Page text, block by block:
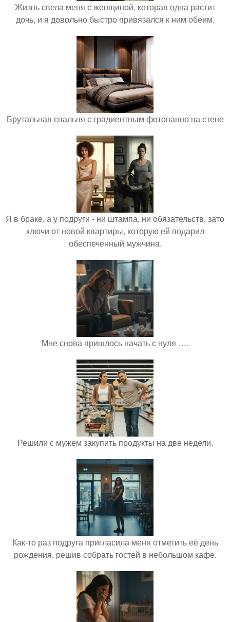
Жизнь свела меня с женщиной, которая одна растит
дочь, и я довольно быстро привязался к ним обеим.
Брутальная спальня с градиентным фотопанно на стене
Я в браке, а у подруги - ни штампа, ни обязательств, зато
ключи от новой квартиры, которую ей подарил
обеспеченный мужчина.
Мне снова пришлось начать с нуля ….
Решили с мужем закупить продукты на две недели.
Как-то раз подруга пригласила меня отметить её день
рождения, решив собрать гостей в небольшом кафе.